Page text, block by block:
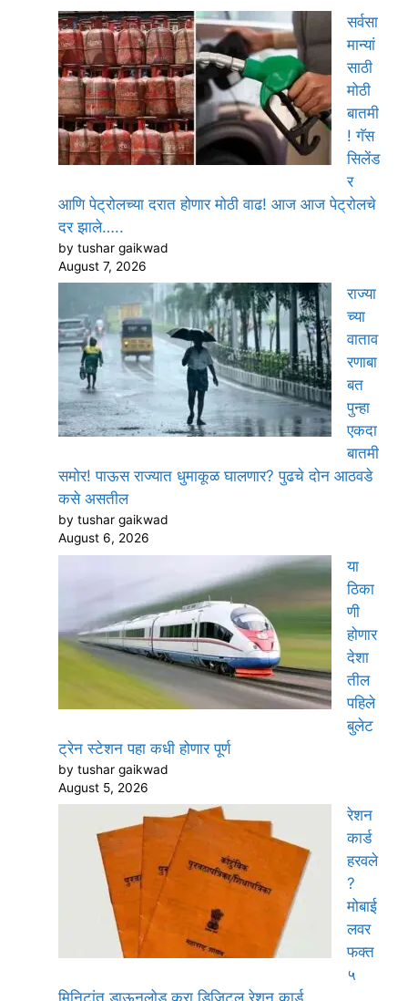
सर्वसा
मान्यां
साठी
मोठी
बातमी
! गॅस
सिलेंड
र
आणि पेट्रोलच्या दरात होणार मोठी वाढ! आज आज पेट्रोलचे
दर झाले…..
by tushar gaikwad
August 7, 2026
राज्या
च्या
वाताव
रणाबा
बत
पुन्हा
एकदा
बातमी
समोर! पाऊस राज्यात धुमाकूळ घालणार? पुढचे दोन आठवडे
कसे असतील
by tushar gaikwad
August 6, 2026
या
ठिका
णी
होणार
देशा
तील
पहिले
बुलेट
ट्रेन स्टेशन पहा कधी होणार पूर्ण
by tushar gaikwad
August 5, 2026
रेशन
कार्ड
हरवले
?
मोबाई
लवर
फक्त
५